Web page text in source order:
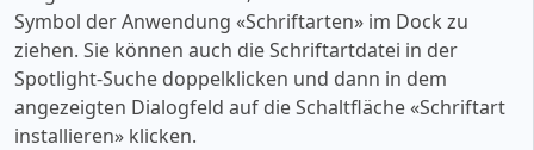
Symbol der Anwendung «‎Schriftarten» im Dock zu
ziehen. Sie können auch die Schriftartdatei in der
Spotlight-Suche doppelklicken und dann in dem
angezeigten Dialogfeld auf die Schaltfläche «‎Schriftart
installieren» klicken.